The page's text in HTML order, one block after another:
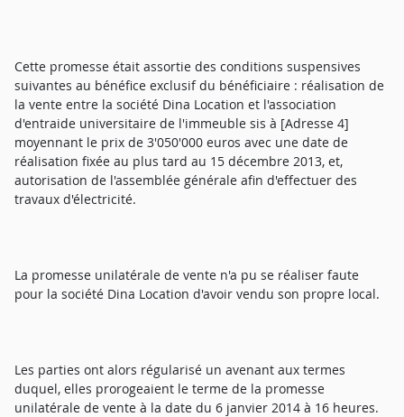
Cette promesse était assortie des conditions suspensives
suivantes au bénéfice exclusif du bénéficiaire : réalisation de
la vente entre la société Dina Location et l'association
d'entraide universitaire de l'immeuble sis à [Adresse 4]
moyennant le prix de 3'050'000 euros avec une date de
réalisation fixée au plus tard au 15 décembre 2013, et,
autorisation de l'assemblée générale afin d'effectuer des
travaux d'électricité.
La promesse unilatérale de vente n'a pu se réaliser faute
pour la société Dina Location d'avoir vendu son propre local.
Les parties ont alors régularisé un avenant aux termes
duquel, elles prorogeaient le terme de la promesse
unilatérale de vente à la date du 6 janvier 2014 à 16 heures.